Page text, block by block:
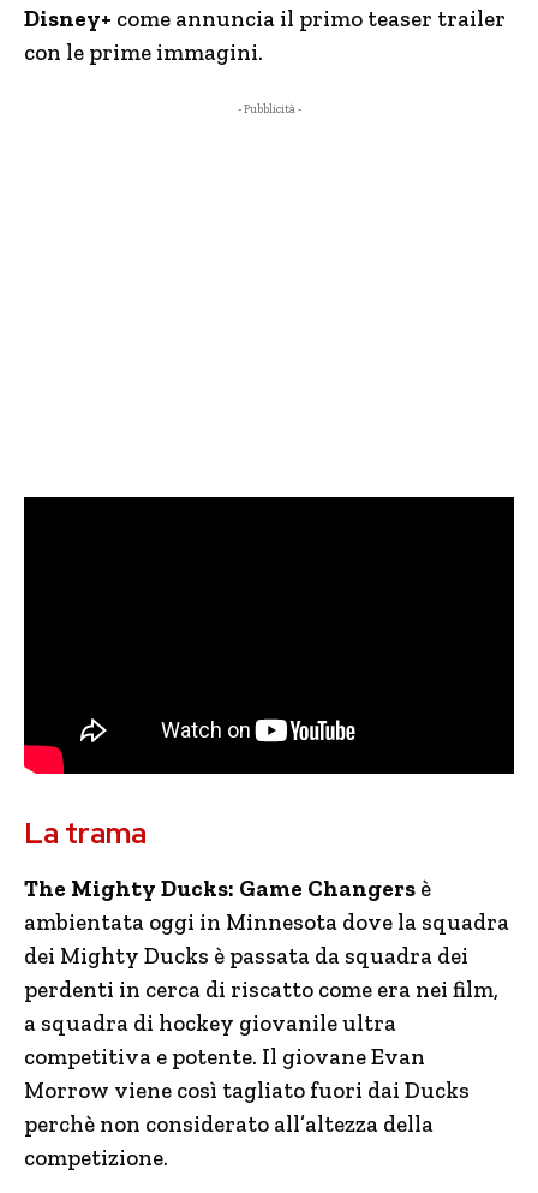
Disney+ come annuncia il primo teaser trailer
con le prime immagini.
- Pubblicità -
La trama
The Mighty Ducks: Game Changers è
ambientata oggi in Minnesota dove la squadra
dei Mighty Ducks è passata da squadra dei
perdenti in cerca di riscatto come era nei film,
a squadra di hockey giovanile ultra
competitiva e potente. Il giovane Evan
Morrow viene così tagliato fuori dai Ducks
perchè non considerato all’altezza della
competizione.